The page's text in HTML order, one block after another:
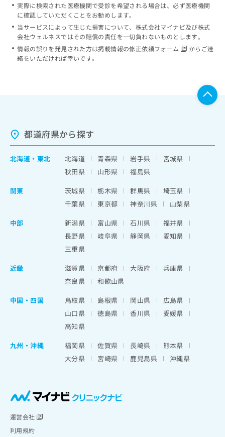
実際に検索された医療機関で受診を希望される場合は、必ず医療機関
に確認していただくことをお勧めします。
当サービスによって生じた損害について、株式会社マイナビ及び株式
会社ウェルネスではその賠償の責任を一切負わないものとします。
情報の誤りを発見された方は掲載情報の修正依頼フォーム
からご連
絡をいただければ幸いです。
都道府県から探す
北海道 ・ 東北 北海道 青森県 岩手県
宮城県
秋田県
山形県
福島県
関東
茨城県 栃木県 群馬県
埼玉県
千葉県
東京都 神奈川県
山梨県
中部
新潟県 富山県 石川県
福井県
長野県
岐阜県 静岡県
愛知県
三重県
近畿
滋賀県 京都府 大阪府
兵庫県
奈良県
和歌山県
中国・四国
鳥取県 島根県 岡山県
広島県
山口県
徳島県 香川県
愛媛県
高知県
九州・沖縄
福岡県 佐賀県 長崎県
熊本県
大分県
宮崎県 鹿児島県 沖縄県
運営会社
利用規約